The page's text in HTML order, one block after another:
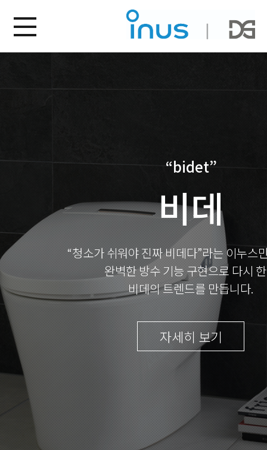
“bidet”
비데
“청소가 쉬워야 진짜 비데다”라는 이누스
완벽한 방수 기능 구현으로 다시
비데의 트렌드를 만듭니다.
자세히 보기